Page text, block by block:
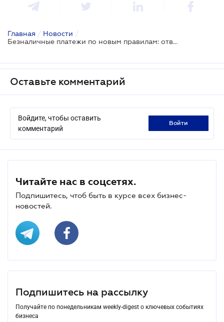
Главная / Новости /
Безналичные платежи по новым правилам: ответы Нацбанка
Оставьте комментарий
Войдите, чтобы оставить
комментарий
войти
Читайте нас в соцсетях.
Подпишитесь, чтоб быть в курсе всех бизнес-
новостей.
Подпишитесь на рассылку
Получайте по понедельникам weekly-digest о ключевых событиях
бизнеса